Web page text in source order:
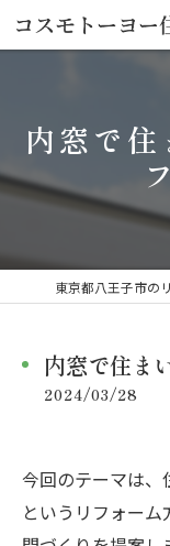
内窓で
内窓で住ま
2024/03/28
今回のテーマは、
というリフォー